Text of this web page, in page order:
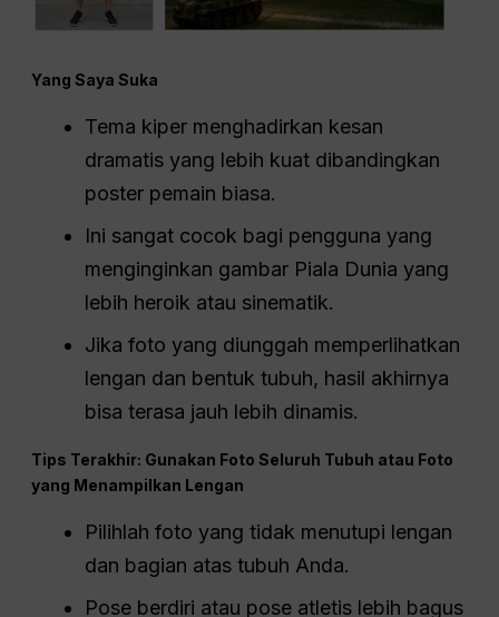
Yang Saya Suka
Tema kiper menghadirkan kesan
dramatis yang lebih kuat dibandingkan
poster pemain biasa.
Ini sangat cocok bagi pengguna yang
menginginkan gambar Piala Dunia yang
lebih heroik atau sinematik.
Jika foto yang diunggah memperlihatkan
lengan dan bentuk tubuh, hasil akhirnya
bisa terasa jauh lebih dinamis.
Tips Terakhir: Gunakan Foto Seluruh Tubuh atau Foto
yang Menampilkan Lengan
Pilihlah foto yang tidak menutupi lengan
dan bagian atas tubuh Anda.
Pose berdiri atau pose atletis lebih bagus